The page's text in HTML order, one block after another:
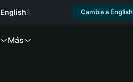
English? Cambia a English
Más